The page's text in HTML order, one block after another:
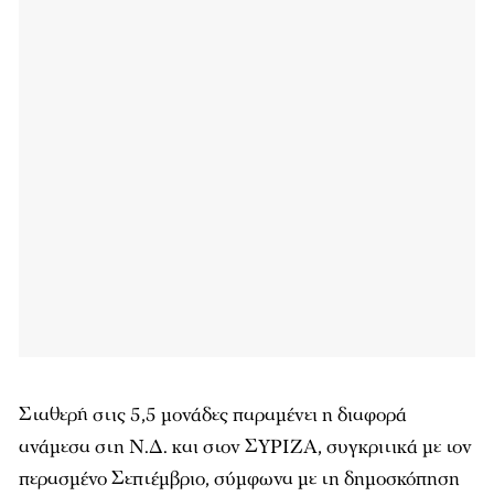
Σταθερή στις 5,5 μονάδες παραμένει η διαφορά
ανάμεσα στη Ν.Δ. και στον ΣΥΡΙΖΑ, συγκριτικά με τον
περασμένο Σεπτέμβριο, σύμφωνα με τη δημοσκόπηση